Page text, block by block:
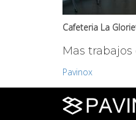
Cafeteria La
Mas trabajos
Pavinox